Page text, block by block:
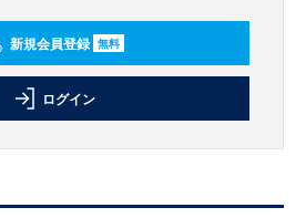
新規会員登録 無料
ログイン